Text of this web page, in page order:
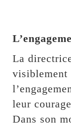
La
visiblement
leur
Dans son